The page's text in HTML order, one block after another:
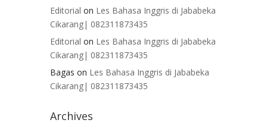
Editorial on Les Bahasa Inggris di Jababeka
Cikarang| 082311873435
Editorial on Les Bahasa Inggris di Jababeka
Cikarang| 082311873435
Bagas on Les Bahasa Inggris di Jababeka
Cikarang| 082311873435
Archives